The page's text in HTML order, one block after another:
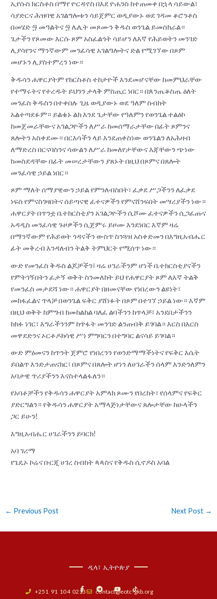
ኢየሱስ ክርስቶስ በማየ ዮርዳኖስ በእደ ዮሐንስ ከተጠመቀ በኋላ ሳይውል፣
ሳያድርና ሕዝባዊ አገልግሎቱን ሳይጀምር ወዲያውኑ ወደ ገዳመ ቆሮንቶስ
በመሄድ ፵ መዓልትና ፵ ሌሊት መጾሙን ቅዱስ ወንጌል ይመሰክራል።
ጌታችን የጾመው እርሱ ጾም አስፈልጎት ሳይሆን ለእኛ የሕይወትን መንገድ
ሊያሳየንና ማንኛውም መንፈሳዊ አገልግሎትና ድል የሚገኘው በጾም
መሆኑን ሊያስተምረን ነው።
ቅዱሳን ሐዋርያትም የክርስቶስ ተከታዮች እንደመሆናቸው ከመምህራቸው
የተማሩትና የተረዱት ይህንን ታላቅ ምስጢር ነበር። በጰንጤቆስጤ ዕለት
መንፈስ ቅዱስን በተቀበሉ ጊዜ ወዲያውኑ ወደ ዓለም ስብከት
አልተጣደፉም። ይልቁኑ ልክ እንደ ጌታቸው የዓለምን የወንጌል ተልዕኮ
ከመጀመራቸውና አገልጋዮችን ለሥራ ከመሰማራታቸው በፊት ጾምንና
ጸሎትን አስቀደሙ። በርእሳችን ላይ እንደጠቀስነው ወንጌልን ለአሕዛብ
ለማድረስ በርናባስንና ሳውልን ለሥራ ከመለየታቸውና እጃቸውን ጭነው
ከመስደዳቸው በፊት መሠረታቸውን ያጸኑት በዚህ በጾምና በጸሎት
መንፈሳዊ ኃይል ነበር።
ጾም ማለት ሰማያዊውን ኃይል የምንለብስበት፣ ፈቃደ ሥጋችንን ለፈቃደ
ነፍስ የምናስገዛበትና ሰይጣናዊ ፈተናዎችን የምናሸንፍበት መሣሪያችን ነው።
ሐዋርያት በጥንቷ ቤተክርስቲያን አገልጋዮችን ሲሾሙ ፈተናዎችን ሲጋፈጡና
አዳዲስ መንፈሳዊ ጉዞዎችን ሲጀምሩ ይዞሙ እንደነበር እኛም ዛሬ
በማንኛውም የሕይወት ጎዳናችን ውስጥ ስንጓዝ አስቀድመን በእግዚአብሔር
ፊት መቅረብ እንዳለብን ትልቅ ትምህርት የሚሰጥ ነው።
ውድ የመንፈስ ቅዱስ ልጆቻችን፤ ዛሬ ሀገራችንም ሆነች ቤተክርስቲያናችን
የምትገኝበትን ፈታኝ ወቅት ስንመለከት ይህ የሐዋርያት ጾም ለእኛ ትልቅ
የመንፈስ መታደሻ ነው። ሐዋርያት በዘመናቸው የነበረውን ልዩነት፣
መከፋፈልና ጥላቻ በወንጌል ፍቅር ያሸነፉት በጾም በተገኘ ኃይል ነው። እኛም
በዚህ ወቅት ከምግብ ከመከልከል ባለፈ ልባችንን ከጥላቻ፣ አንደበታችንን
ከክፉ ነገር፣ እግራችንንም ከጥፋት መንገድ ልንጠብቅ ይገባል። እርስ በእርስ
መዋደድንና ኦርቶዶክሳዊ ሥነ ምግባርን በተግባር ልናሳይ ይገባል።
ውድ ምዕመናን ከጥንት ጀምሮ የነበረንን የወንድማማችነትና የፍቅር እሴት
ይበልጥ እንድታጠናክር፣ በጾምና በጸሎት ሆነን ለሀገራችን ሰላም እንድንለምን
አባታዊ ጥሪያችንን እናስተላልፋለን።
የአባቶቻችን የቅዱሳን ሐዋርያት አምላክ ጾሙን የበረከት፣ የሰላምና የፍቅር
ያድርግልን። የቅዱሳን ሐዋርያት አማላጅነታቸውና ጸሎታቸው ከሁላችን
ጋር ይሁን!
እግዚአብሔር ሀገራችንን ይባርክ!
አባ ገሪማ
የጌዴኦ ኮሬና ቡርጂ ሀገረ ስብከት ጳጳስና የቅዱስ ሲኖዶስ አባል
← Previous Post Next Post →
ዲላ፣ ኢትዮጵያ
a
e
o
u
+251 91 104 0213 contact@eotc-gkb.org